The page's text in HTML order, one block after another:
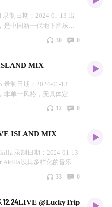
知又神秘的冒险。作为深
与支持过的国际嘉宾包括
Fox, DJ Plead, Doon
blue 等。舞池外，她
乐队主唱则用于叙
Trip咖啡在周末下午
递都市漫步舒适午后的概
能听到动听音乐；我们将
Island电台你能听到每
，也是您在繁忙工作之余
制日期：2024-01-13 出
中国新一代地下音乐界
意单位Pulse, 以及开创性北
NTS, Resident Advisor, i-
体觅到他的身影。 LOVE
和三里屯Lucky Trip咖
乐分享活动，传递都市漫
啡店小憩之余也能听到动
搬到线上，在Love Island
庇护所。
30 0
MIX
录制日期：2024-01-13
⾮单⼀风格，⽆具体定
发起⼈、Promoter、DJ、
具多重⾝份的她在多个领
⽽形成独特的个⼈视⾓、
、⽂化及创意呈现之中。
乐场景中，你可以在
、Visla、Resident
到她的名字，此外，她作
也曾参与 Louie Vuitton
12 0
ISLAND MIX
录制日期：2024-01-13
Akilla以其多样化的音乐品
空间。 她从不受任何音乐
进行混合，重要的是，她
33 0
@LuckyTrip